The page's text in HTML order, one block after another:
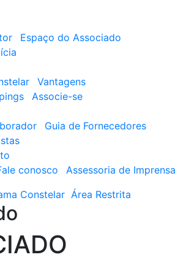
Espaço do Associado
Vantagens
Associe-se
Guia de Fornecedores
conosco
Assessoria de Imprensa
Constelar Área Restrita